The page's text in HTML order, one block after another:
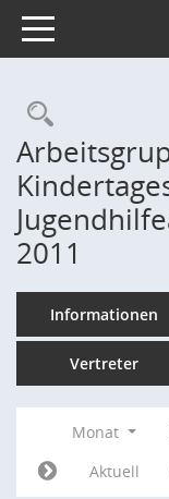
Toggle navigation
2011
Informationen
Vertreter
Monat
Aktuell